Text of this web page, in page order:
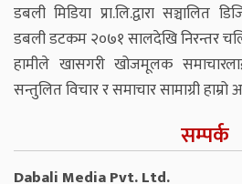
डबली मिडिया प्रा.लि.द्वारा सञ्चालित
डबली डटकम २०७१ सालदेखि निरन्तर
हामीले खासगरी खोजमूलक
सन्तुलित विचार र समाचार सामाग्री हाम्रो
सम्पर्क
Dabali Media Pvt. Ltd.